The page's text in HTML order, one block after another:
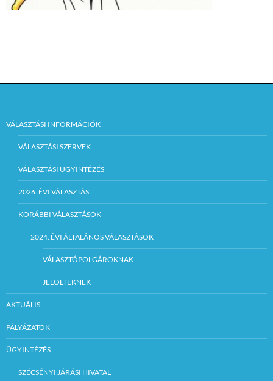
VÁLASZTÁSI INFORMÁCIÓK
VÁLASZTÁSI SZERVEK
VÁLASZTÁSI ÜGYINTÉZÉS
2026. ÉVI VÁLASZTÁS
KORÁBBI VÁLASZTÁSOK
2024. ÉVI ÁLTALÁNOS VÁLASZTÁSOK
VÁLASZTÓPOLGÁROKNAK
JELÖLTEKNEK
AKTUÁLIS
PÁLYÁZATOK
ÜGYINTÉZÉS
SZÉCSÉNYI JÁRÁSI HIVATAL